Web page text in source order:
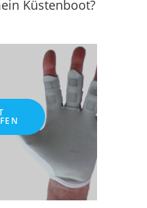
Küstenboot?